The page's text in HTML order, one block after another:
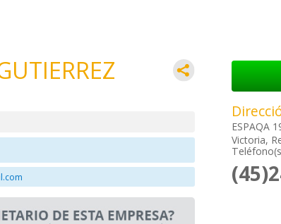
ESPAQA
Victoria,